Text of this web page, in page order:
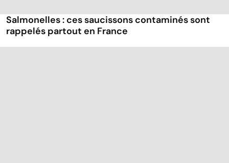
Salmonelles : ces saucissons contaminés sont
rappelés partout en France